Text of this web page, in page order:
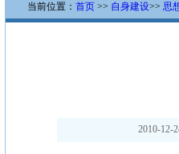
当前位置： 首页 >> 自身建设>> 思
2010-12-